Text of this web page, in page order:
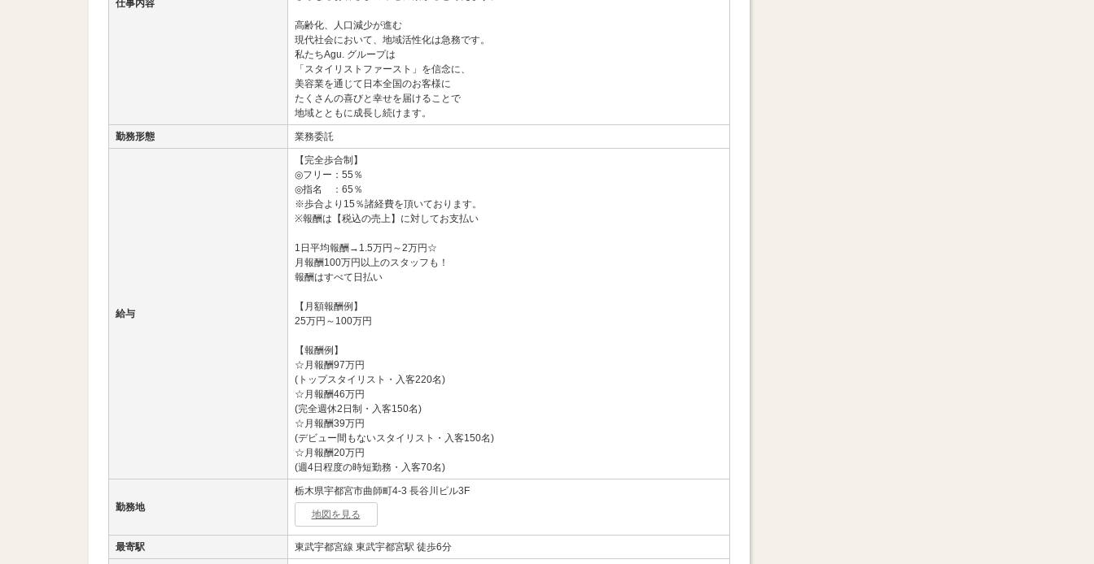
仕事内容
高齢化、人口減少が進む
現代社会において、地域活性化は急務です。
私たちAgu. グループは
「スタイリストファースト」を信念に、
美容業を通じて日本全国のお客様に
たくさんの喜びと幸せを届けることで
地域とともに成長し続けます。
勤務形態 業務委託
給与
【完全歩合制】
◎フリー：55％
◎指名 ：65％
※歩合より15％諸経費を頂いております。
※報酬は【税込の売上】に対してお支払い
1日平均報酬→1.5万円～2万円☆
月報酬100万円以上のスタッフも！
報酬はすべて日払い
【月額報酬例】
25万円～100万円
【報酬例】
☆月報酬97万円
(トップスタイリスト・入客220名)
☆月報酬46万円
(完全週休2日制・入客150名)
☆月報酬39万円
(デビュー間もないスタイリスト・入客150名)
☆月報酬20万円
(週4日程度の時短勤務・入客70名)
勤務地
栃木県宇都宮市曲師町4-3 長谷川ビル3F
地図を見る
最寄駅 東武宇都宮線 東武宇都宮駅 徒歩6分